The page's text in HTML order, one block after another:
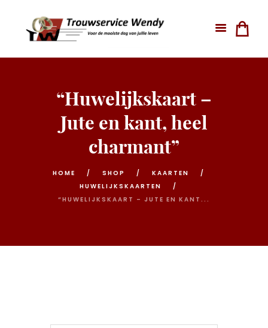
“Huwelijkskaart –
Jute en kant, heel
charmant”
HOME SHOP
KAARTEN
HUWELIJKSKAARTEN
“HUWELIJKSKAART – JUTE EN KANT...